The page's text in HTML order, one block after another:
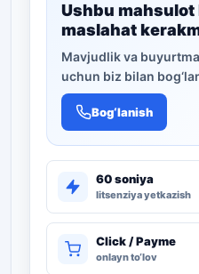
Ushbu mahsulot
maslahat
Mavjudlik va
uchun biz bilan
Bog‘lanish
60 soniya
litsenziya yetkazish
Click / Payme
onlayn to‘lov